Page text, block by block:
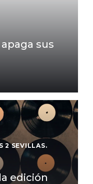
sus
2 SEVILLAS.
edición